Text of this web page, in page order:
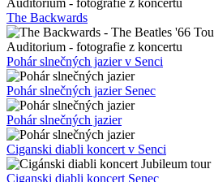
The Backwards
Pohár slnečných jazier v Senci
Pohár slnečných jazier Senec
Pohár slnečných jazier
Ciganski diabli koncert v Senci
Ciganski diabli koncert Senec